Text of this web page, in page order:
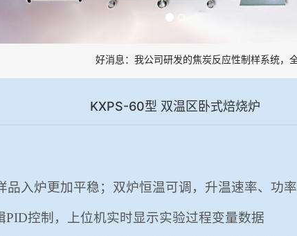
好消息：我公司研发的焦炭反应性制样系统，
KXPS-60型 双温区卧式焙烧炉
入炉更加平稳；双炉恒温可调，升温速率、功
PID控制 ，上位机实时显示实验过程变量数据